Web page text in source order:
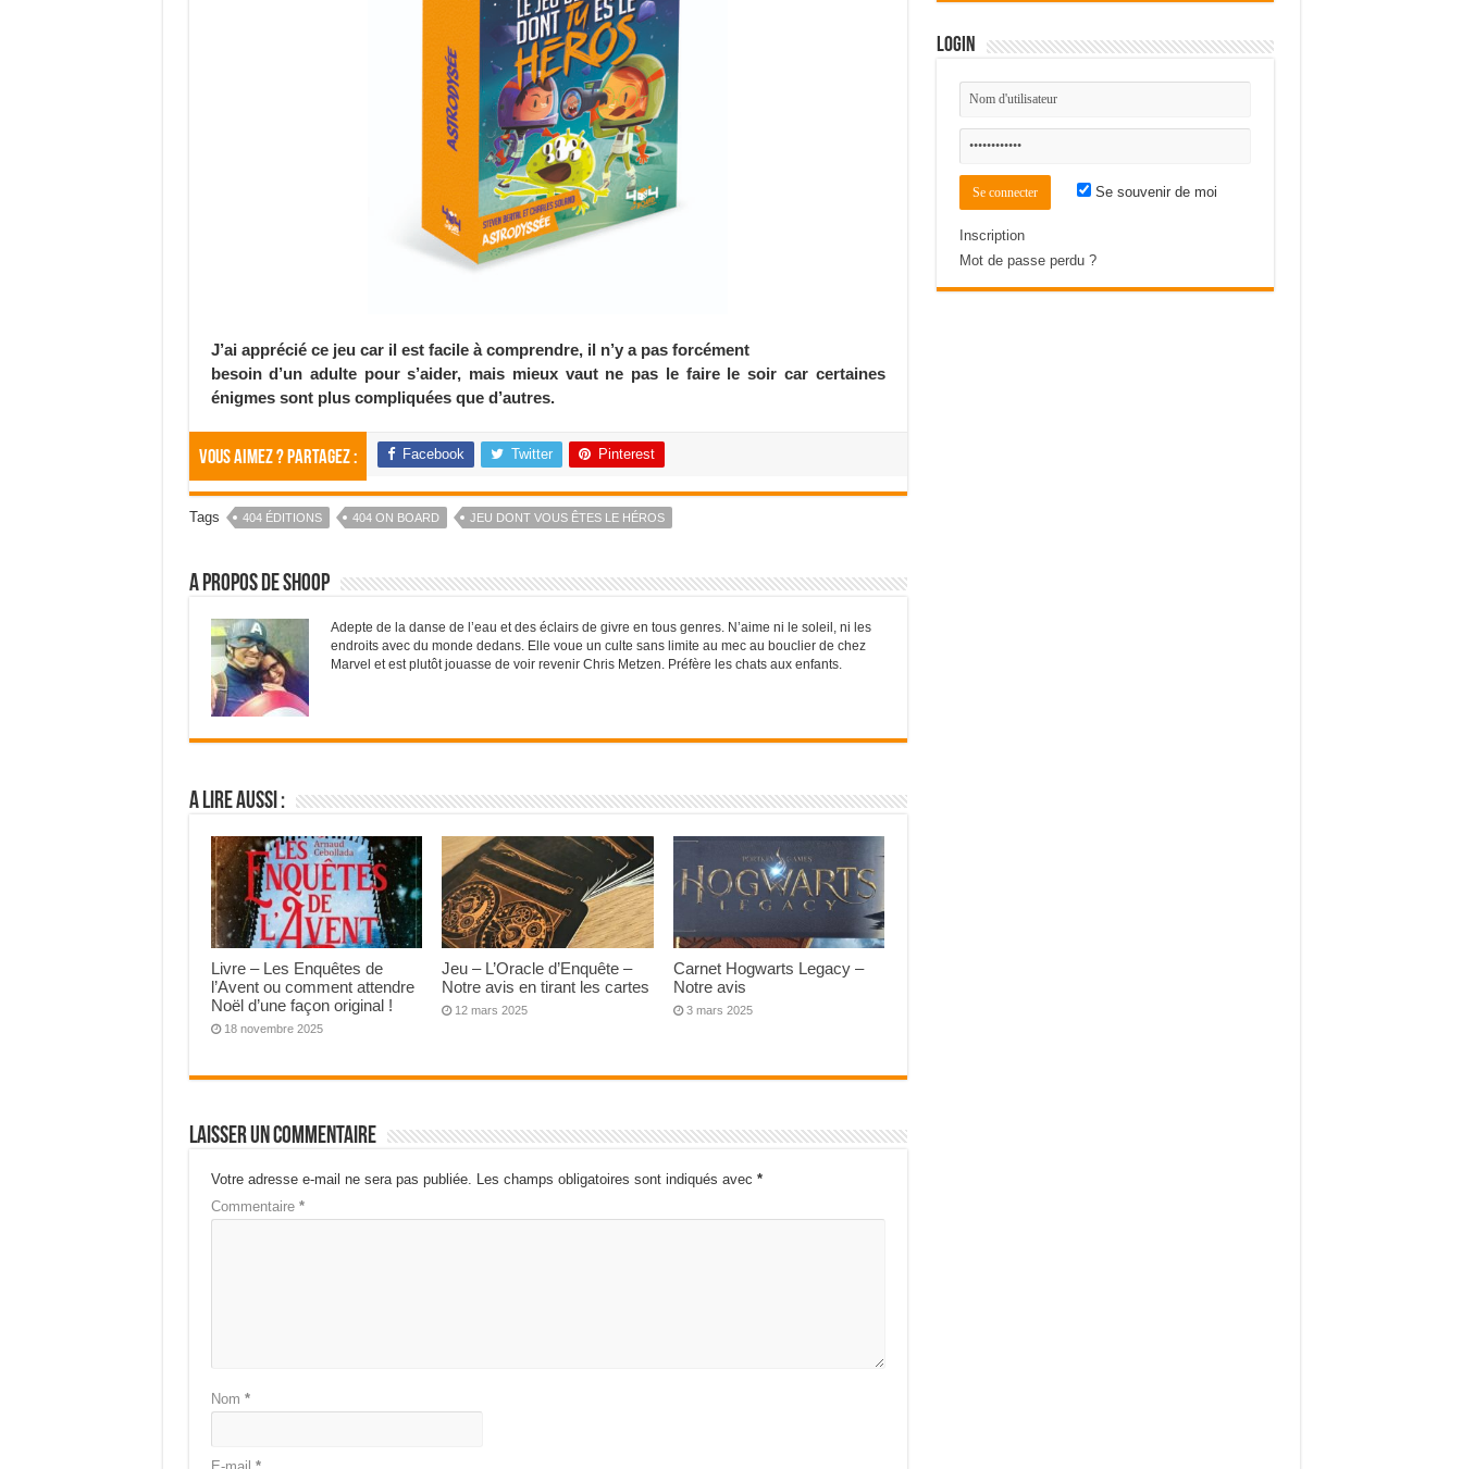
J’ai apprécié ce jeu car il est facile à comprendre, il n’y a pas forcément
besoin d’un adulte pour s’aider, mais mieux vaut ne pas le faire le soir car certaines
énigmes sont plus compliquées que d’autres.
Vous aimez ? Partagez : Facebook Twitter Pinterest
Tags 404 ÉDITIONS 404 ON BOARD JEU DONT VOUS ÊTES LE HÉROS
A propos de Shoop
Adepte de la danse de l’eau et des éclairs de givre en tous genres. N’aime ni le soleil, ni les
endroits avec du monde dedans. Elle voue un culte sans limite au mec au bouclier de chez
Marvel et est plutôt jouasse de voir revenir Chris Metzen. Préfère les chats aux enfants.
A lire aussi :
Livre – Les Enquêtes de
l’Avent ou comment attendre
Noël d’une façon original !
18 novembre 2025
Jeu – L’Oracle d’Enquête –
Notre avis en tirant les cartes
12 mars 2025
Carnet Hogwarts Legacy –
Notre avis
3 mars 2025
Laisser un commentaire
Votre adresse e-mail ne sera pas publiée. Les champs obligatoires sont indiqués avec *
Commentaire *
Nom *
Login
Se souvenir de moi
Inscription
Mot de passe perdu ?